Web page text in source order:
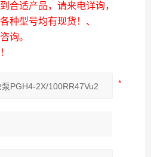
合适产品，请来电详询，
种型号均有现货！、
询。